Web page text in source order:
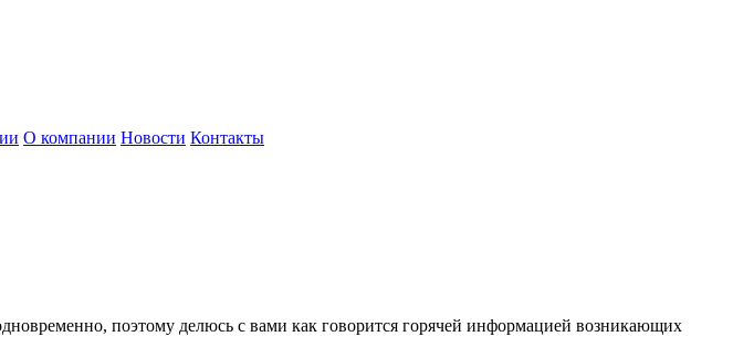
О компании Новости Контакты
поэтому делюсь с вами как говорится горячей информацией возникающих